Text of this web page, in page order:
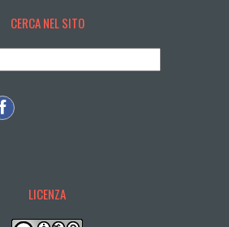
CERCA NEL SITO
LICENZA